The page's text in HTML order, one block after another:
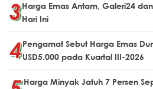
Harga Emas Antam, Galeri24
Hari Ini
Pengamat Sebut Harga Emas
USD5.000 pada Kuartal III-2026
Harga Minyak Jatuh 7 Persen